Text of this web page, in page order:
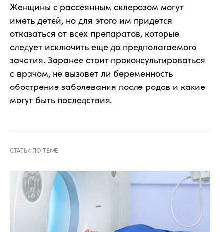
Женщины с рассеянным склерозом могут
иметь детей, но для этого им придется
отказаться от всех препаратов, которые
следует исключить еще до предполагаемого
зачатия. Заранее стоит проконсультироваться
с врачом, не вызовет ли беременность
обострение заболевания после родов и какие
могут быть последствия.